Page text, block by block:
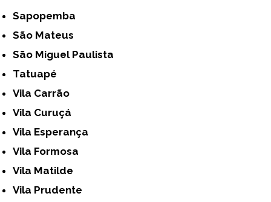
Sapopemba
São Mateus
São Miguel Paulista
Tatuapé
Vila Carrão
Vila Curuçá
Vila Esperança
Vila Formosa
Vila Matilde
Vila Prudente